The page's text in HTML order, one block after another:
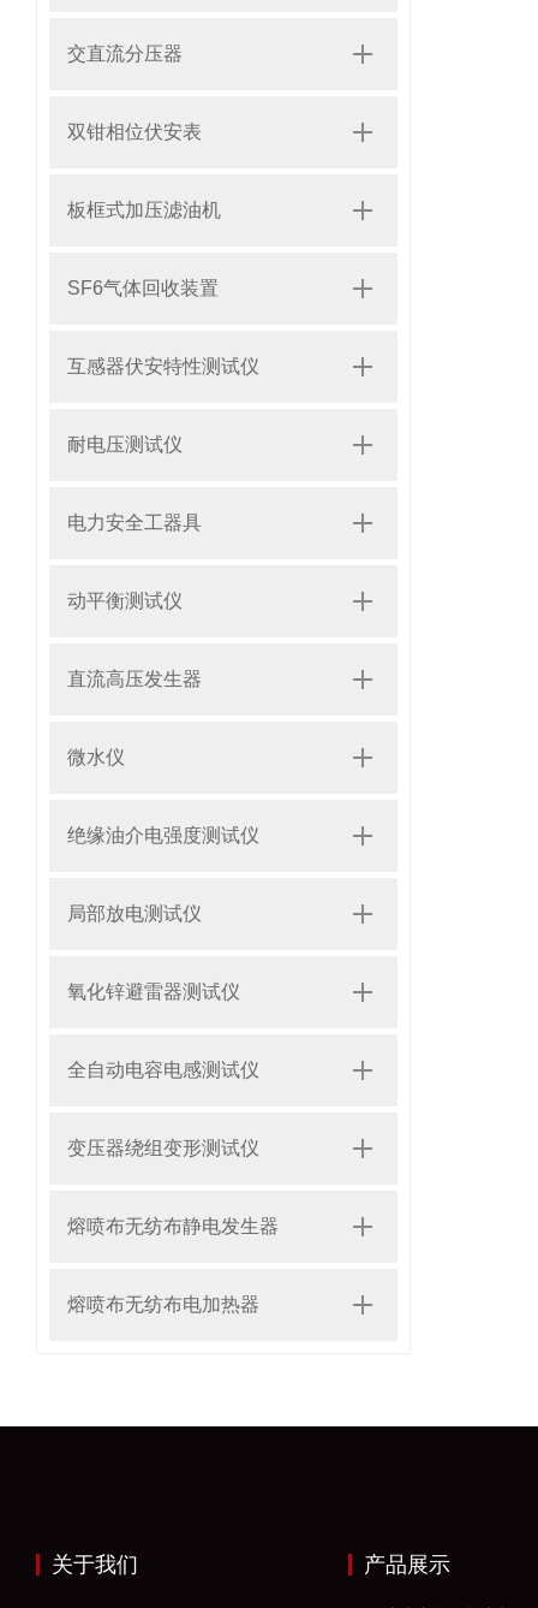
交直流分压器
双钳相位伏安表
板框式加压滤油机
SF6气体回收装置
互感器伏安特性测试仪
耐电压测试仪
电力安全工器具
动平衡测试仪
直流高压发生器
微水仪
绝缘油介电强度测试仪
局部放电测试仪
氧化锌避雷器测试仪
全自动电容电感测试仪
变压器绕组变形测试仪
熔喷布无纺布静电发生器
熔喷布无纺布电加热器
关于我们 产品展示